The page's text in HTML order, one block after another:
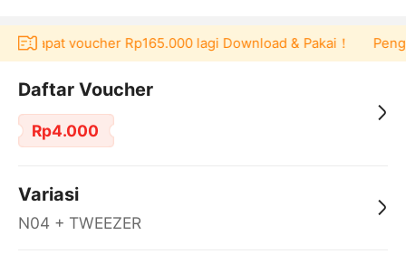
voucher Rp165.000 lagi Download & Pakai！
Daftar Voucher
Rp4.000
Variasi
N04 + TWEEZER